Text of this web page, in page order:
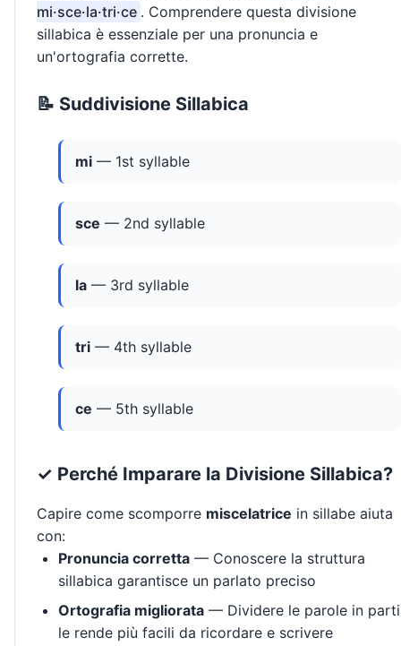
mi·sce·la·tri·ce . Comprendere questa divisione
sillabica è essenziale per una pronuncia e
un'ortografia corrette.
📝 Suddivisione Sillabica
mi — 1st syllable
sce — 2nd syllable
la — 3rd syllable
tri — 4th syllable
ce — 5th syllable
✓ Perché Imparare la Divisione Sillabica?
Capire come scomporre miscelatrice in sillabe aiuta
con:
Pronuncia corretta — Conoscere la struttura
sillabica garantisce un parlato preciso
Ortografia migliorata — Dividere le parole in parti
le rende più facili da ricordare e scrivere